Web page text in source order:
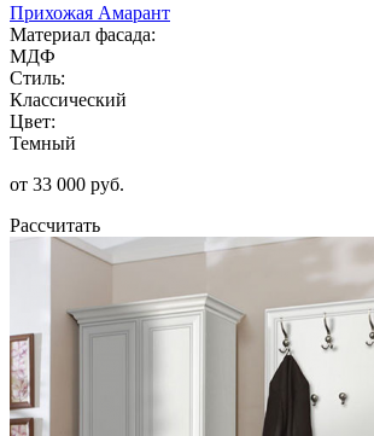
Прихожая Амарант
Материал фасада:
МДФ
Стиль:
Классический
Цвет:
Темный
от 33 000 руб.
Рассчитать